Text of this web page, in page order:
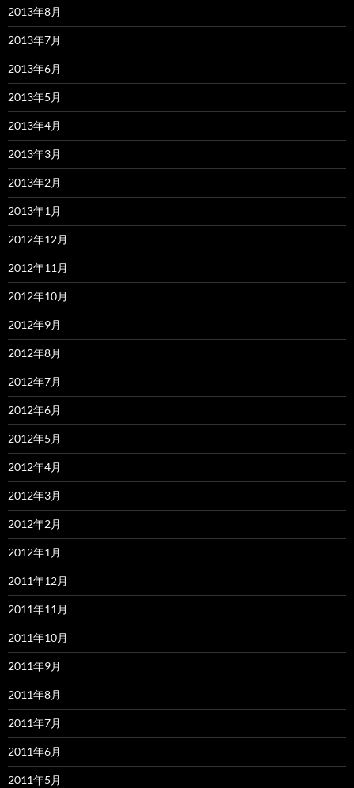
2013年8月
2013年7月
2013年6月
2013年5月
2013年4月
2013年3月
2013年2月
2013年1月
2012年12月
2012年11月
2012年10月
2012年9月
2012年8月
2012年7月
2012年6月
2012年5月
2012年4月
2012年3月
2012年2月
2012年1月
2011年12月
2011年11月
2011年10月
2011年9月
2011年8月
2011年7月
2011年6月
2011年5月